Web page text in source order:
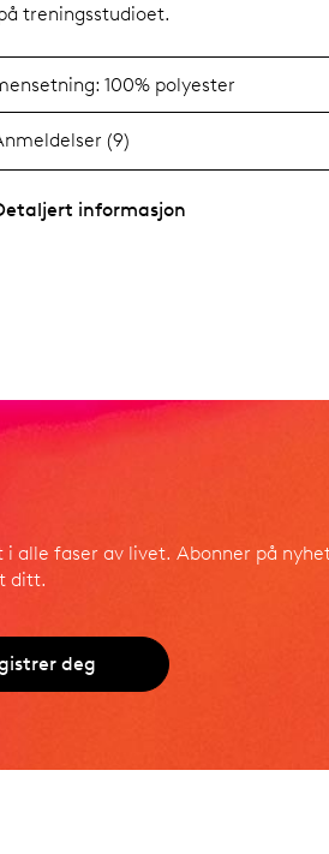
treningsstudioet.
100% polyester
(9)
informasjon
alle faser av livet. Abonner på
ditt.
deg